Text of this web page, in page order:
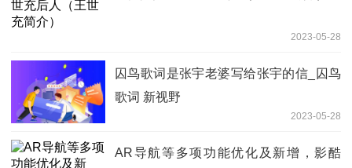
2023-05-28
囚鸟歌词是张宇老婆写给张宇的信_囚鸟
歌词 新视野
2023-05-28
AR导航等多项功能优化及新增，影酷